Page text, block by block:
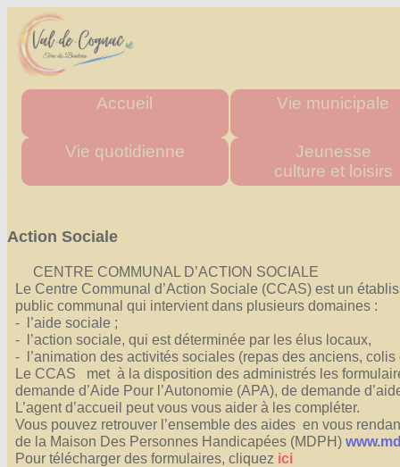
Accueil
Mairie
Vie municipale
Horaires des mairies
Charte commune
Espace France
Admin
Vie quotidienne
Commerces de proximité
Artisans
Transports
Tous les numéros
Jeunesse
culture et loisirs
Inscriptions scolaire
Cantine Scolaire
Centre d'accueil
de loisirs
"La P'tite Pomme"
Médiathèque
Les associations
Affiches 2023-2024
Affiches 2024-2025
Action Sociale
CENTRE COMMUNAL D’ACTION SOCIALE
Le Centre Communal d’Action Sociale (CCAS) est un
public communal qui intervient dans plusieurs domaines :
- l’aide sociale ;
- l’action sociale, qui est déterminée par les élus locaux,
- l’animation des activités sociales (repas des anciens, colis
Le CCAS met à la disposition des administrés les
demande d’Aide Pour l’Autonomie (APA), de demande
L’agent d’accueil peut vous vous aider à les compléter.
Vous pouvez retrouver l’ensemble des aides en vous
de la Maison Des Personnes Handicapées (MDPH)
Pour télécharger des formulaires, cliquez ici